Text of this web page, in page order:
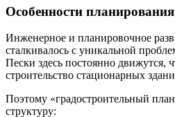
Особенности
Инженерное и планировочное
сталкивалось с уникальной
Пески здесь постоянно движутся,
строительство стационарных
Поэтому «градостроительный
структуру: